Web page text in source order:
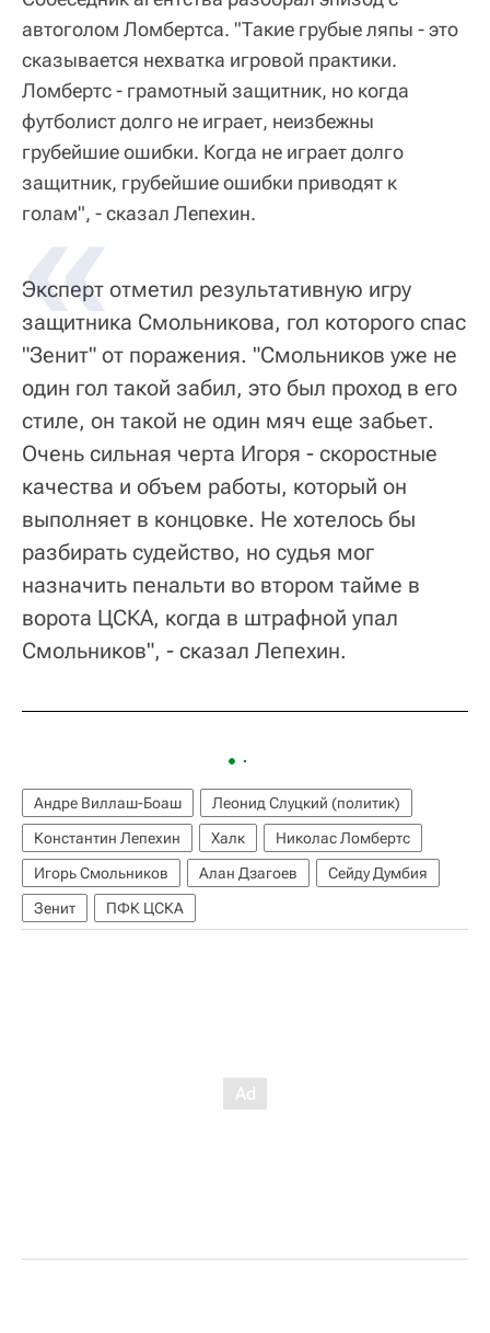
автоголом Ломбертса. "Такие грубые ляпы - это
сказывается нехватка игровой практики.
Ломбертс - грамотный защитник, но когда
футболист долго не играет, неизбежны
грубейшие ошибки. Когда не играет долго
защитник, грубейшие ошибки приводят к
голам", - сказал Лепехин.
Эксперт отметил результативную игру
защитника Смольникова, гол которого спас
"Зенит" от поражения. "Смольников уже не
один гол такой забил, это был проход в его
стиле, он такой не один мяч еще забьет.
Очень сильная черта Игоря - скоростные
качества и объем работы, который он
выполняет в концовке. Не хотелось бы
разбирать судейство, но судья мог
назначить пенальти во втором тайме в
ворота ЦСКА, когда в штрафной упал
Смольников", - сказал Лепехин.
Андре Виллаш-Боаш
Леонид Слуцкий (политик)
Константин Лепехин
Халк
Николас Ломбертс
Игорь Смольников
Алан Дзагоев
Сейду Думбия
Зенит
ПФК ЦСКА